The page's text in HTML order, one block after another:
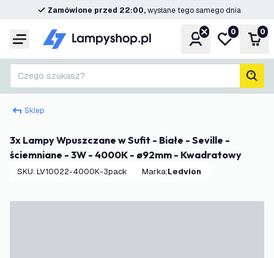
Zamówione przed 22:00,wysłane tego samego dnia
Menu KontoMoja lista
0 0
Czego szukasz?
Sklep
3x Lampy Wpuszczane w Sufit - Białe - Seville -
ściemniane - 3W - 4000K - ø92mm - Kwadratowy
SKU: LV10022-4000K-3pack Marka: Ledvion